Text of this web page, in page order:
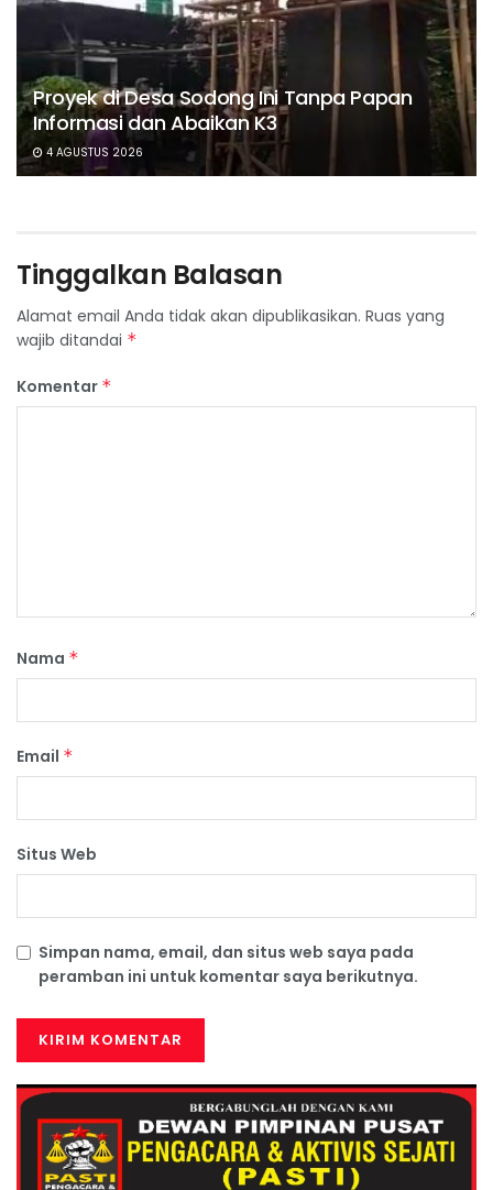
Proyek di Desa Sodong Ini Tanpa Papan
Informasi dan Abaikan K3
4 AGUSTUS 2026
Tinggalkan Balasan
Alamat email Anda tidak akan dipublikasikan. Ruas yang
wajib ditandai *
Komentar *
Nama *
Email *
Situs Web
Simpan nama, email, dan situs web saya pada
peramban ini untuk komentar saya berikutnya.